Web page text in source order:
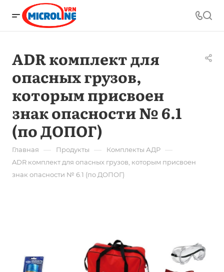
ADR комплект для
опасных грузов,
которым присвоен
знак опасности № 6.1
(по ДОПОГ)
Главная — Продукты — Комплекты АДР —
ADR комплект для опасных грузов, которым присвоен
знак опасности № 6.1 (по ДОПОГ)